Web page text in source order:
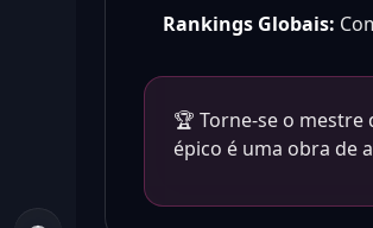
Rankings Globais:
🏆 Torne-se o mestre
épico é uma obra de